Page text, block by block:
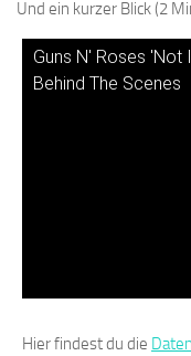
Und ein kurzer Blick (2
Guns N' Roses 'Not
Behind The Scenes
Hier findest du die